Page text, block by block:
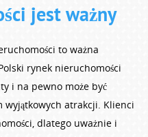
jest ważny
to ważna
rynek nieruchomości
i na pewno może być
wyjątkowych atrakcji. Klienci
dlatego uważnie i